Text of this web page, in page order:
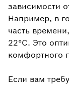
зависимости
Например, в
часть
22°C. Это
комфортного
Если вам